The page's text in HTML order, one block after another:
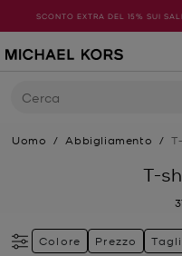
SCONTO EXTRA DEL 15% SUI
Cerca
Uomo / Abbigliamento /
T-
Colore Prezzo